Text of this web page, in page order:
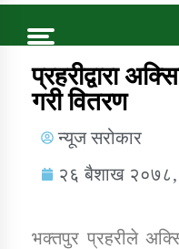
Trending Now
कुषि
प्रहरीद्वारा
गरी वितरण
न्यूज सरोकार
२६ बैशाख
भक्तपुर प्रहरीले